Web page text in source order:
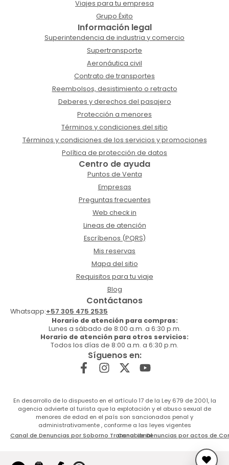
Viajes para tu empresa
Grupo Éxito
Información legal
Superintendencia de industria y comercio
Supertransporte
Aeronáutica civil
Contrato de transportes
Reembolsos, desistimiento o retracto
Deberes y derechos del pasajero
Protección a menores
Términos y condiciones del sitio
Términos y condiciones de los servicios y promociones
Política de protección de datos
Centro de ayuda
Puntos de Venta
Empresas
Preguntas frecuentes
Web check in
Lineas de atención
Escríbenos (PQRS)
Mis reservas
Mapa del sitio
Requisitos para tu viaje
Blog
Contáctanos
Whatsapp:+57 305 475 2535
Horario de atención para compras:
Lunes a sábado de 8:00 a.m. a 6:30 p.m.
Horario de atención para otros servicios:
Todos los días de 8:00 a.m. a 6:30 p.m.
Síguenos en:
En desarrollo de lo dispuesto en el artículo 17 de la Ley 679 de 2001, la
agencia advierte al turista que la explotación y el abuso sexual de
menores de edad en el país son sancionados penal y
administrativamente , conforme a las leyes vigentes
Canal de Denuncias por Soborno TransnacionalCanal de Denuncias por actos de